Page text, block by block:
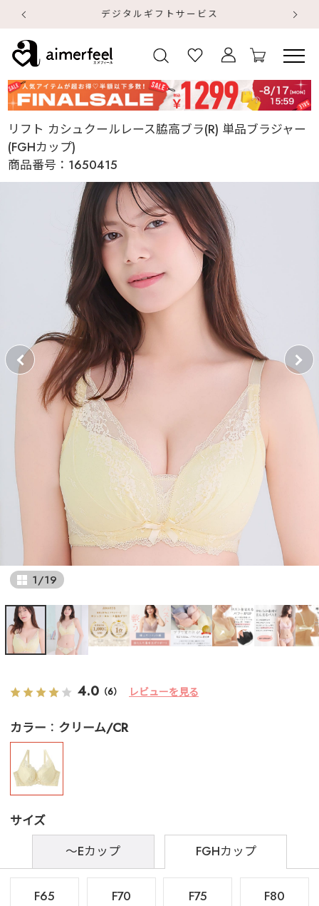
デジタルギフトサービス
リフト カシュクールレース脇高ブラ(R) 単品ブラジャー
(FGHカップ)
商品番号： 1650415
1/19
4.0 （6） レビューを見る
カラー クリーム/CR
サイズ
～Eカップ
FGHカップ
F65 F70 F75 F80